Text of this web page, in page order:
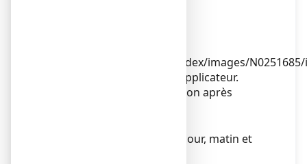
4. Rabaisser l'embout de l'applicateur.
Replacer le capot sur le flacon après
1 application deux fois par jour, matin et